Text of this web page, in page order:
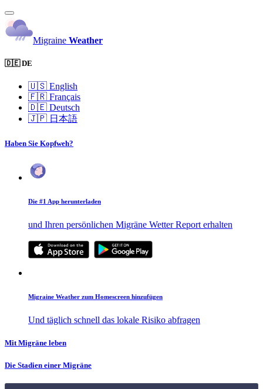
Migraine Weather
🇩🇪 DE
🇺🇸 English
🇫🇷 Français
🇩🇪 Deutsch
🇯🇵 日本語
Haben Sie Kopfweh?
Die #1 App herunterladen
und Ihren persönlichen Migräne Wetter Report erhalten
Migraine Weather zum Homescreen hinzufügen
Und täglich schnell das lokale Risiko abfragen
Mit Migräne leben
Die Stadien einer Migräne